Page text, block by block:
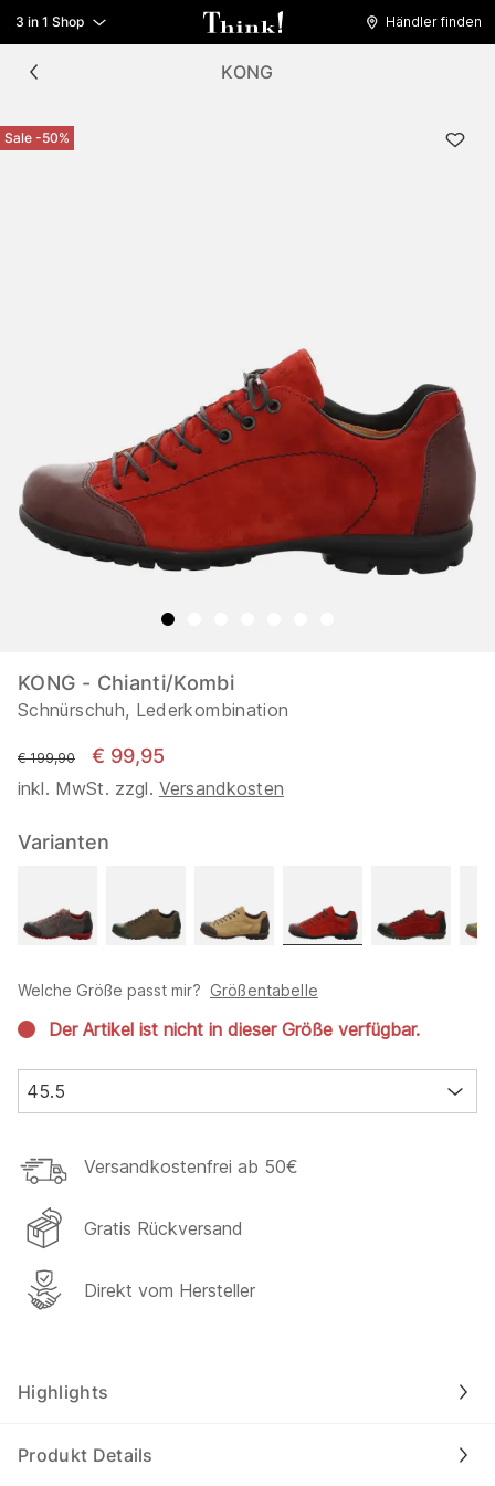
3 in 1 Shop Händler finden
KONG
Sale -50%
KONG - Chianti/Kombi
Schnürschuh, Lederkombination
statt
€ 199,90 € 99,95
inkl. MwSt. zzgl. Versandkosten
Varianten
Welche Größe passt mir? Größentabelle
Der Artikel ist nicht in dieser Größe verfügbar.
45.5
Versandkostenfrei ab 50€
Gratis Rückversand
Direkt vom Hersteller
Highlights
Produkt Details